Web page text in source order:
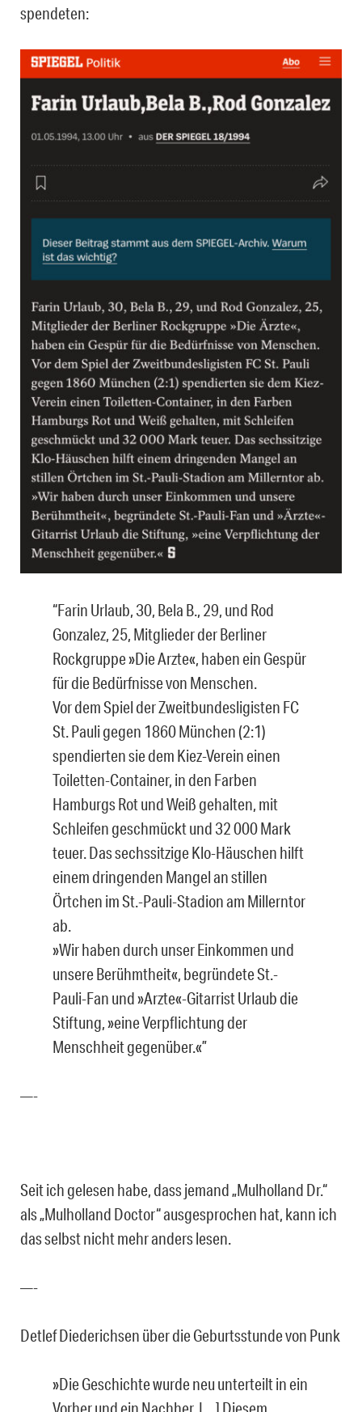
spendeten:
“Farin Urlaub, 30, Bela B., 29, und Rod
Gonzalez, 25, Mitglieder der Berliner
Rockgruppe »Die Arzte«, haben ein Gespür
für die Bedürfnisse von Menschen.
Vor dem Spiel der Zweitbundesligisten FC
St. Pauli gegen 1860 München (2:1)
spendierten sie dem Kiez-Verein einen
Toiletten-Container, in den Farben
Hamburgs Rot und Weiß gehalten, mit
Schleifen geschmückt und 32 000 Mark
teuer. Das sechssitzige Klo-Häuschen hilft
einem dringenden Mangel an stillen
Örtchen im St.-Pauli-Stadion am Millerntor
ab.
»Wir haben durch unser Einkommen und
unsere Berühmtheit«, begründete St.-
Pauli-Fan und »Arzte«-Gitarrist Urlaub die
Stiftung, »eine Verpflichtung der
Menschheit gegenüber.«”
—-
Seit ich gelesen habe, dass jemand „Mulholland Dr.“
als „Mulholland Doctor“ ausgesprochen hat, kann ich
das selbst nicht mehr anders lesen.
—-
Detlef Diederichsen über die Geburtsstunde von Punk
»Die Geschichte wurde neu unterteilt in ein
Vorher und ein Nachher. |…] Diesem